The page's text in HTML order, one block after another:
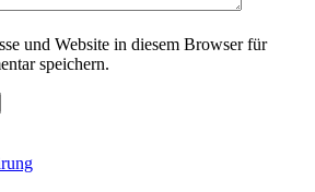
und Website in diesem Browser für
speichern.